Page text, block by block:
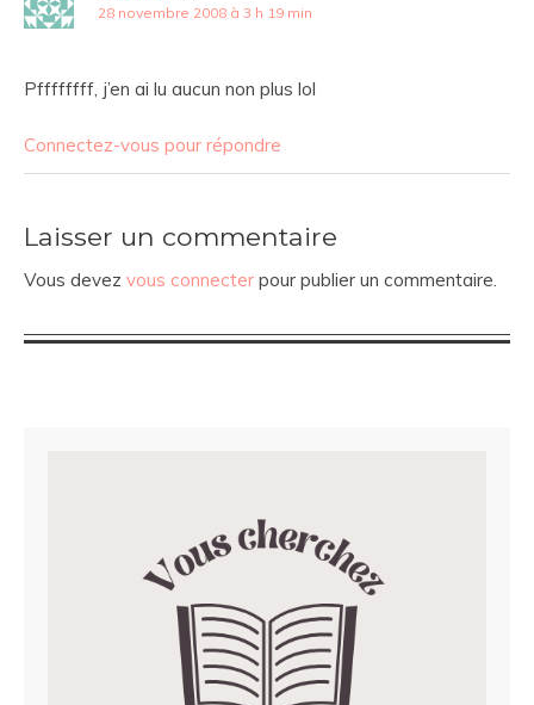
28 novembre 2008 à 3 h 19 min
Pffffffff, j’en ai lu aucun non plus lol
Connectez-vous pour répondre
Laisser un commentaire
Vous devez vous connecter pour publier un commentaire.